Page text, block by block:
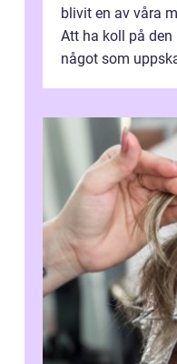
blivit en av våra
Att ha koll på
något som